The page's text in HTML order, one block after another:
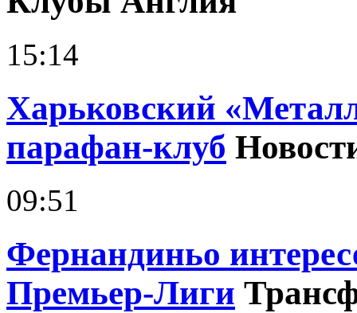
15:14
Харьковский
парафан-клуб
09:51
Фернандиньо
Премьер-Лиги